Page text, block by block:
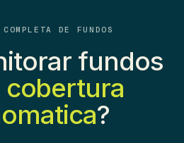
COMPLETA DE FUNDOS
fundos
cobertura
?